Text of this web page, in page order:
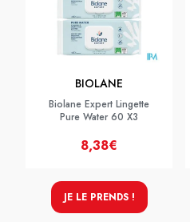
BIOLANE
Biolane Expert Lingette
Pure Water 60 X3
8,38€
JE LE PRENDS !